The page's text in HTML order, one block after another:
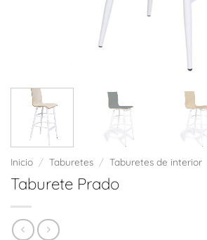
Inicio / Taburetes / Taburetes de interior
Taburete Prado